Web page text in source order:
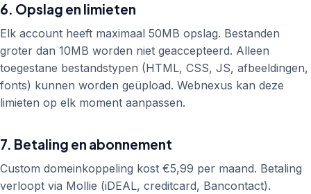
6. Opslag en limieten
Elk account heeft maximaal 50MB opslag. Bestanden
groter dan 10MB worden niet geaccepteerd. Alleen
toegestane bestandstypen (HTML, CSS, JS, afbeeldingen,
fonts) kunnen worden geüpload. Webnexus kan deze
limieten op elk moment aanpassen.
7. Betaling en abonnement
Custom domeinkoppeling kost €5,99 per maand. Betaling
verloopt via Mollie (iDEAL, creditcard, Bancontact).